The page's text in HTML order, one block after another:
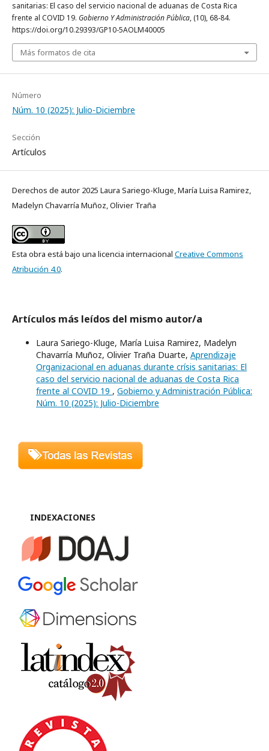
sanitarias: El caso del servicio nacional de aduanas de Costa Rica
frente al COVID 19. Gobierno Y Administración Pública, (10), 68-84.
https://doi.org/10.29393/GP10-5AOLM40005
Más formatos de cita
Número
Núm. 10 (2025): Julio-Diciembre
Sección
Artículos
Derechos de autor 2025 Laura Sariego-Kluge, María Luisa Ramirez,
Madelyn Chavarría Muñoz, Olivier Traña
Esta obra está bajo una licencia internacional Creative Commons
Atribución 4.0.
Artículos más leídos del mismo autor/a
Laura Sariego-Kluge, María Luisa Ramirez, Madelyn
Chavarría Muñoz, Olivier Traña Duarte, Aprendizaje
Organizacional en aduanas durante crísis sanitarias: El
caso del servicio nacional de aduanas de Costa Rica
frente al COVID 19 , Gobierno y Administración Pública:
Núm. 10 (2025): Julio-Diciembre
INDEXACIONES